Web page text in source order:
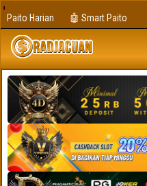
Paito Harian 🤖 Smart Paito